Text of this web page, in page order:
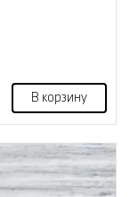
В корзину